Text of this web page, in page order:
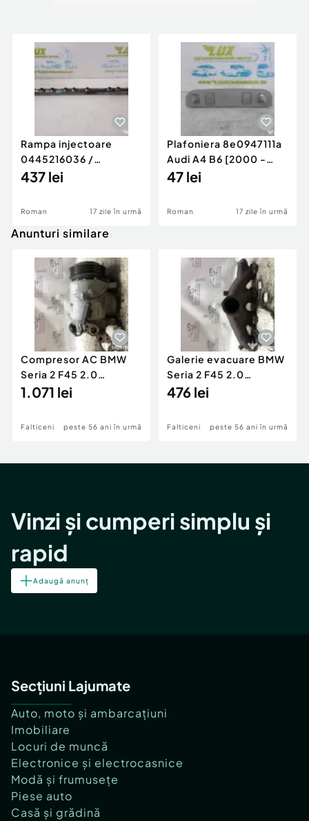
Rampa injectoare
0445216036 /
780542302 3.0 d 313
437 lei
Roman 17 zile în urmă
Plafoniera 8e0947111a
Audi A4 B6 [2000 -
2005]
47 lei
Roman 17 zile în urmă
Anunturi similare
Compresor AC BMW
Seria 2 F45 2.0
Motorina 2016
1.071 lei
Falticeni peste 56 ani în urmă
Galerie evacuare BMW
Seria 2 F45 2.0
Motorina 2016
476 lei
Falticeni peste 56 ani în urmă
Vinzi și cumperi simplu și
rapid
Adaugă anunț
Secțiuni Lajumate
Auto, moto și ambarcațiuni
Imobiliare
Locuri de muncă
Electronice și electrocasnice
Modă și frumusețe
Piese auto
Casă și grădină